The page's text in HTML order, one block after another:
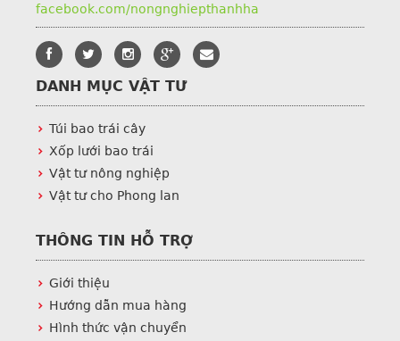
facebook.com/nongnghiepthanhha
DANH MỤC VẬT TƯ
Túi bao trái cây
Xốp lưới bao trái
Vật tư nông nghiệp
Vật tư cho Phong lan
THÔNG TIN HỖ TRỢ
Giới thiệu
Hướng dẫn mua hàng
Hình thức vận chuyển